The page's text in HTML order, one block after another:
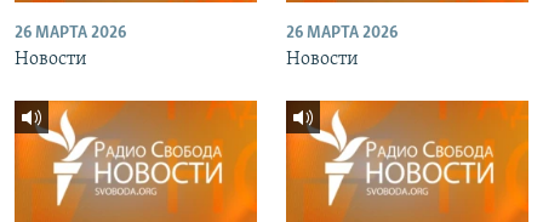
26 МАРТА 2026
Новости
26 МАРТА 2026
Новости